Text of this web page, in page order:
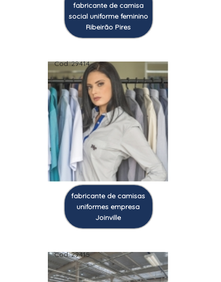
fabricante de camisa
social uniforme feminino
Ribeirão Pires
Cod.:29414
fabricante de camisas
uniformes empresa
Joinville
Cod.:29415